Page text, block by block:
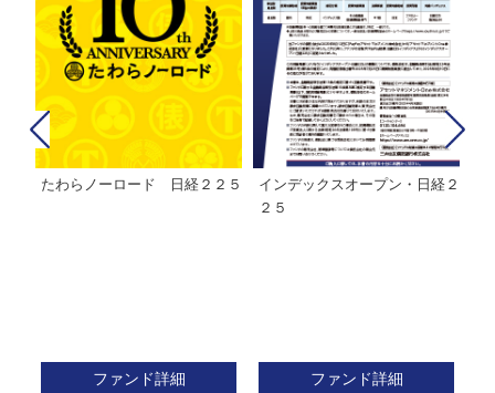
ＭＨＡＭ株式インデックスファ
ファンド詳細
インデックスミリオン
ファンド詳細